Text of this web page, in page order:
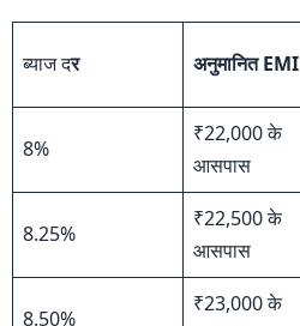
ब्याज दर अनुमानित EMI
8%
₹22,000 के
आसपास
8.25%
₹22,500 के
आसपास
8.50%
₹23,000 के